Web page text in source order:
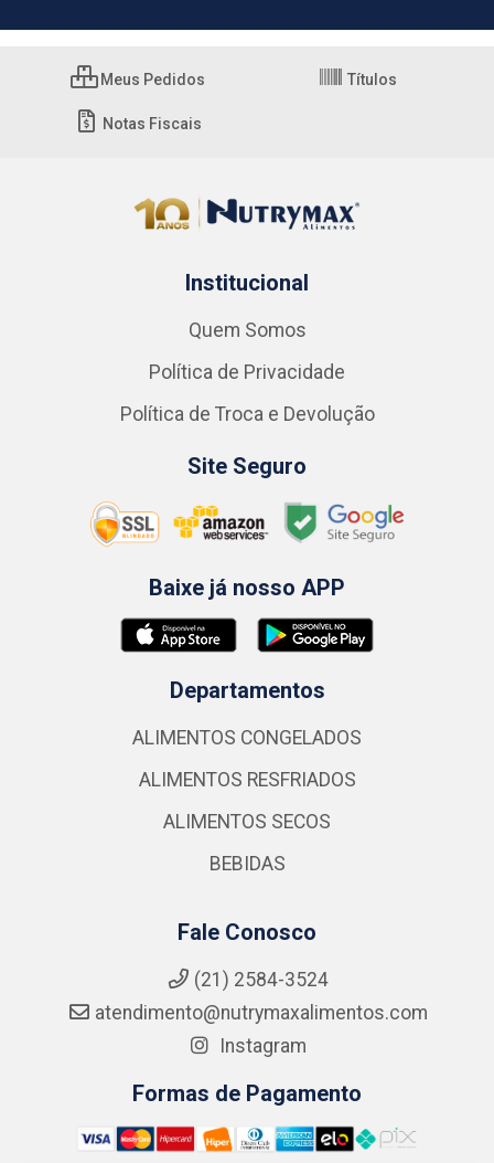
Meus Pedidos Títulos
Notas Fiscais
Institucional
Quem Somos
Política de Privacidade
Política de Troca e Devolução
Site Seguro
Baixe já nosso APP
Departamentos
ALIMENTOS CONGELADOS
ALIMENTOS RESFRIADOS
ALIMENTOS SECOS
BEBIDAS
Fale Conosco
(21) 2584-3524
atendimento@nutrymaxalimentos.com
Instagram
Formas de Pagamento